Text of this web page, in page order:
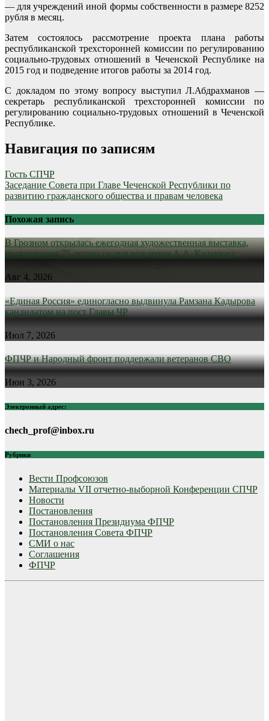
— для учреждений иной формы собственности в размере 8252
рубля в месяц.
Затем состоялось рассмотрение проекта плана работы
республиканской трехсторонней комиссии по регулированию
социально-трудовых отношений в Чеченской Республике на
2015 год и подведение итогов работы за 2014 год.
С докладом по этому вопросу выступил Л.Абдрахманов —
секретарь республиканской трехсторонней комиссии по
регулированию социально-трудовых отношений в Чеченской
Республике.
Навигация по записям
Гость СПЧР
Заседание Совета при Главе Чеченской Республики по
развитию гражданского общества и правам человека
Похожая запись
В Грозном открылась ежегодная художественная выставка,
посвященная 75-летию со дня рождения А.А. Кадырова
Авг 4, 2026
«Единая Россия» единогласно выдвинула Рамзана Кадырова
кандидатом на пост Главы ЧР
Июл 7, 2026
ФПЧР и Народный фронт поддержали ветеранов СВО
Июн 3, 2026
Электронный адрес:
chech_prof@inbox.ru
Рубрики
Вести Профсоюзов
Материалы VII отчетно-выборной Конференции СПЧР
Новости
Постановления
Постановления Президиума ФПЧР
Постановления Совета ФПЧР
СМИ о нас
Соглашения
ФПЧР